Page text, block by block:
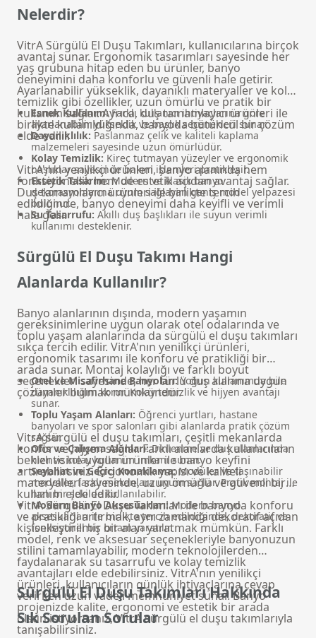
Nelerdir?
VitrA Sürgülü El Duşu Takımları, kullanıcılarına birçok
avantaj sunar. Ergonomik tasarımları sayesinde her
yaş grubuna hitap eden bu ürünler, banyo
deneyimini daha konforlu ve güvenli hale getirir.
Ayarlanabilir yükseklik, dayanıklı materyaller ve kolay
temizlik gibi özellikler, uzun ömürlü ve pratik bir
kullanım sağlar. Ayrıca, duş tamamlayıcı ürünleri ile
birlikte kullanıldığında, banyoda bütüncül bir çözüm
elde edilir.
Esnek Kullanım:Farklı kullanıcı ihtiyaçlarına göre
ayarlanabilir yükseklik ve başlık seçenekleri sunar.
Dayanıklılık: Paslanmaz çelik ve kaliteli kaplama
malzemeleri sayesinde uzun ömürlüdür.
Kolay Temizlik:Kireç tutmayan yüzeyler ve ergonomik
başlıklar sayesinde bakım işlemleri pratikleşir.
Estetik Tasarım:Modern ve klasik banyo
dekorasyonlarına uyum sağlayan geniş model yelpazesi
bulunur.
Su Tasarrufu: Akıllı duş başlıkları ile suyun verimli
kullanımı desteklenir.
VitrA'nın yenilikçi ürünleri, banyo alanında hem
fonksiyonellik hem de estetik açıdan avantaj sağlar.
Duş tamamlayıcı ürünleri ile birlikte tercih
edildiğinde, banyo deneyimi daha keyifli ve verimli
hale gelir.
Sürgülü El Duşu Takımı Hangi
Alanlarda Kullanılır?
Banyo alanlarının dışında, modern yaşamın
gereksinimlerine uygun olarak otel odalarında ve
toplu yaşam alanlarında da sürgülü el duşu takımları
sıkça tercih edilir. VitrA'nın yenilikçi ürünleri,
ergonomik tasarımı ile konforu ve pratikliği bir
arada sunar. Montaj kolaylığı ve farklı boyut
seçenekleri sayesinde, her türlü duş alanına uygun
çözümler bulmak mümkündür.
Otel ve Misafirhane Banyoları:Yoğun kullanımda bile
dayanıklılığını korur. Kolay temizlik ve hijyen avantajı
sunar.
Toplu Yaşam Alanları: Öğrenci yurtları, hastane
banyoları ve spor salonları gibi alanlarda pratik çözüm
sağlar.
Ofis ve Çalışma Alanları:Dinlenme ve duş alanlarında
hızlı ve kolay kullanım imkanı sunar.
Seyahat ve Geçici Konaklama:Modüler ve taşınabilir
modeller, farklı mekanlara uyum sağlar. Pratik montaj ile
hızlı bir şekilde kullanılabilir.
Modern Banyo Aksesuarları: Modern banyo
aksesuarlarıile birlikte tercih edildiğinde, dekoratif ve
fonksiyonel bir ortam yaratılır.
VitrA sürgülü el duşu takımları, çeşitli mekanlarda
konfor ve hijyen sağlar. Farklı alanlarda kullanıcıların
beklentisine uygun ürünler ile banyo keyfini
artırabilirsiniz. Ergonomik yapısı ve kaliteli
materyalleri sayesinde, uzun ömürlü ve güvenli bir
kullanım elde edilir.
VitrA Sürgülü El Duşu Takımları ile banyoda konforu
ve pratikliği artırmak, aynı zamanda dekoratif açıdan
kişiselleştirilmiş bir alan yaratmak mümkün. Farklı
model, renk ve aksesuar seçenekleriyle banyonuzun
stilini tamamlayabilir, modern teknolojilerden
faydalanarak su tasarrufu ve kolay temizlik
avantajları elde edebilirsiniz. VitrA'nın yenilikçi
ürünleri, kullanıcıların günlük ihtiyaçlarına cevap
verirken uzun vadeli memnuniyet sunar. Banyo
projenizde kalite, ergonomi ve estetik bir arada
olsun istiyorsanız, VitrA sürgülü el duşu takımlarıyla
tanışabilirsiniz.
Sürgülü El Duşu Takımları Hakkında
Sık Sorulan Sorular